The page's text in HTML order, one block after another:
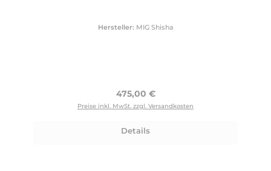
Hersteller: MIG Shisha
Regulärer Preis:
475,00 €
Preise inkl. MwSt. zzgl. Versandkosten
Details